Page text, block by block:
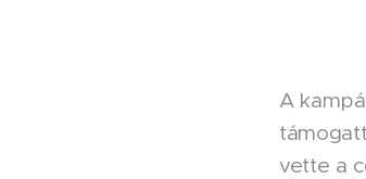
A
vette a